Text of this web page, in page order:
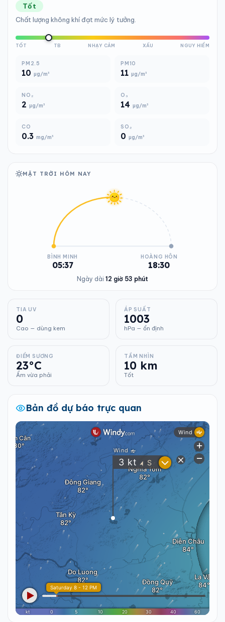
Tốt
Chất lượng không khí đạt mức lý tưởng.
TỐT TB NHẠY CẢM XẤU NGUY HIỂM
PM2.5
10 µg/m³
PM10
11 µg/m³
NO₂
2 µg/m³
O₃
14 µg/m³
CO
0.3 mg/m³
SO₂
0 µg/m³
MẶT TRỜI HÔM NAY
BÌNH MINH
05:37
HOÀNG HÔN
18:30
Ngày dài 12 giờ 53 phút
TIA UV
0
Cao — dùng kem
ÁP SUẤT
1003
hPa — ổn định
ĐIỂM SƯƠNG
23°C
Ẩm vừa phải
TẦM NHÌN
10 km
Tốt
Bản đồ dự báo trực quan